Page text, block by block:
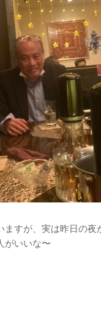
すが、実は昨日の夜
がいいな〜